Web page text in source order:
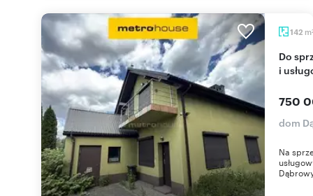
142 m
Do sprzedania dom z potencjałem inwestycyjnym
i
750
dom
Na